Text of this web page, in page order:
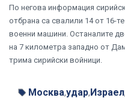
По негова информация
отбрана са свалили 14 от 16-
военни машини. Останалите
на 7 километра западно от
трима сирийски войници.
Москва,удар, Израел,